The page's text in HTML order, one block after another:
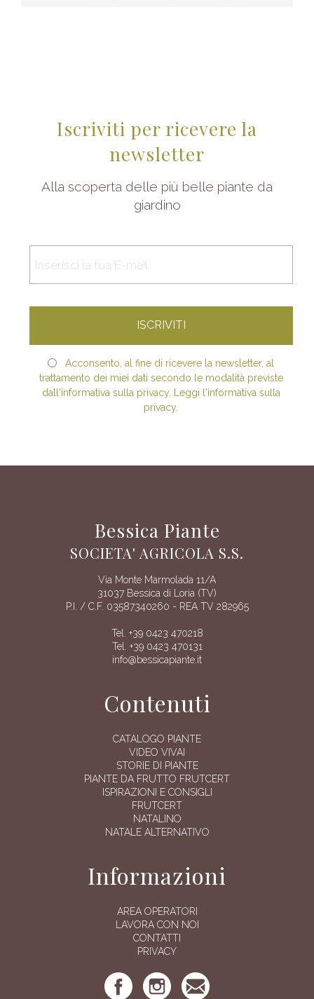
Iscriviti per ricevere la
newsletter
Alla scoperta delle più belle piante da
giardino
Acconsento, al fine di ricevere la newsletter, al
trattamento dei miei dati secondo le modalità previste
dall'informativa sulla privacy. Leggi l'informativa sulla
privacy.
Bessica Piante
SOCIETA' AGRICOLA S.S.
Via Monte Marmolada 11/A
31037 Bessica di Loria (TV)
P.I. / C.F. 03587340260 - REA TV 282965
Tel. +39 0423 470218
Tel. +39 0423 470131
info@bessicapiante.it
Contenuti
CATALOGO PIANTE
VIDEO VIVAI
STORIE DI PIANTE
PIANTE DA FRUTTO FRUTCERT
ISPIRAZIONI E CONSIGLI
FRUTCERT
NATALINO
NATALE ALTERNATIVO
Informazioni
AREA OPERATORI
LAVORA CON NOI
CONTATTI
PRIVACY